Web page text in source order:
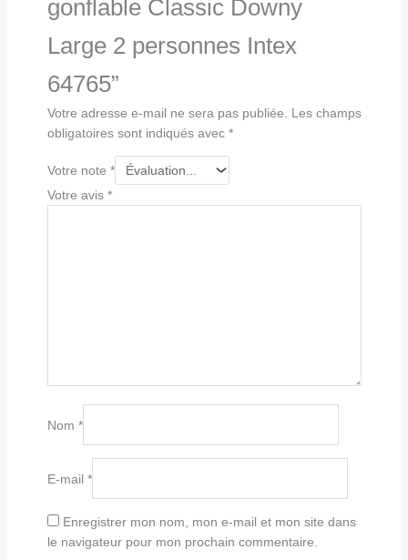
gonflable Classic Downy
Large 2 personnes Intex
64765”
Votre adresse e-mail ne sera pas publiée.
Les champs
obligatoires sont indiqués avec *
Votre note *
Votre avis *
Nom *
E-mail *
Enregistrer mon nom, mon e-mail et mon site dans
le navigateur pour mon prochain commentaire.